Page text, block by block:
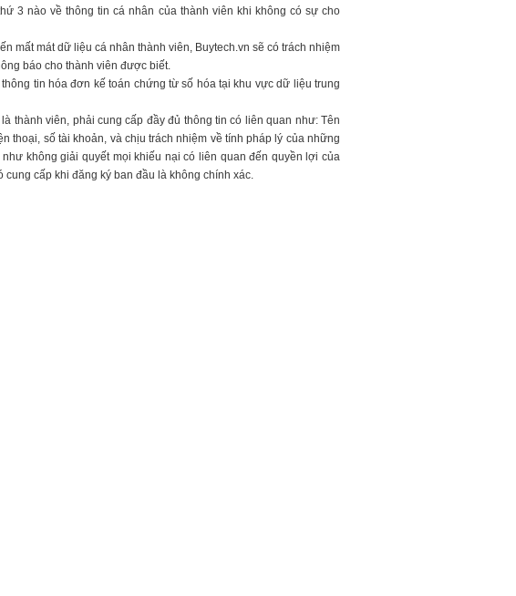
3 nào về thông tin cá nhân của thành viên khi không có sự cho
mất mát dữ liệu cá nhân thành viên, Buytech.vn sẽ có trách nhiệm
báo cho thành viên được biết.
tin hóa đơn kế toán chứng từ số hóa tại khu vực dữ liệu trung
thành viên, phải cung cấp đầy đủ thông tin có liên quan như: Tên
thoại, số tài khoản, và chịu trách nhiệm về tính pháp lý của những
không giải quyết mọi khiếu nại có liên quan đến quyền lợi của
cấp khi đăng ký ban đầu là không chính xác.